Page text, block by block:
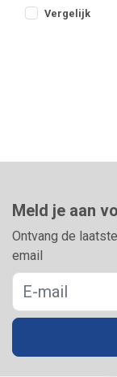
Ready Rigs zijn
Vergelijk
Meld je aan
Ontvang de
email